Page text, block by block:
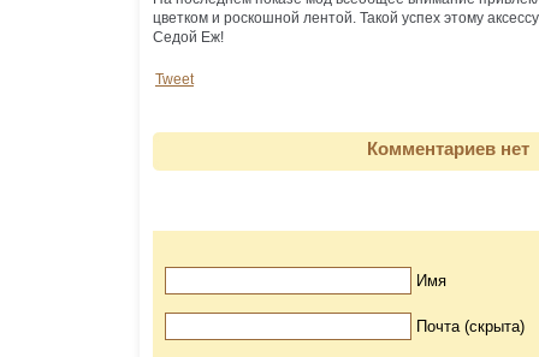
цветком и роскошной лентой. Такой успех этому
Седой Еж!
Tweet
Комментариев нет
Имя
Почта (скрыта)